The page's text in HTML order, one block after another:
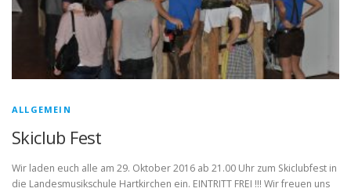
ALLGEMEIN
Skiclub Fest
Wir laden euch alle am 29. Oktober 2016 ab 21.00 Uhr zum Skiclubfest in
die Landesmusikschule Hartkirchen ein. EINTRITT FREI !!! Wir freuen uns